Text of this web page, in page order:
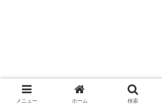
メニュー ホーム 検索